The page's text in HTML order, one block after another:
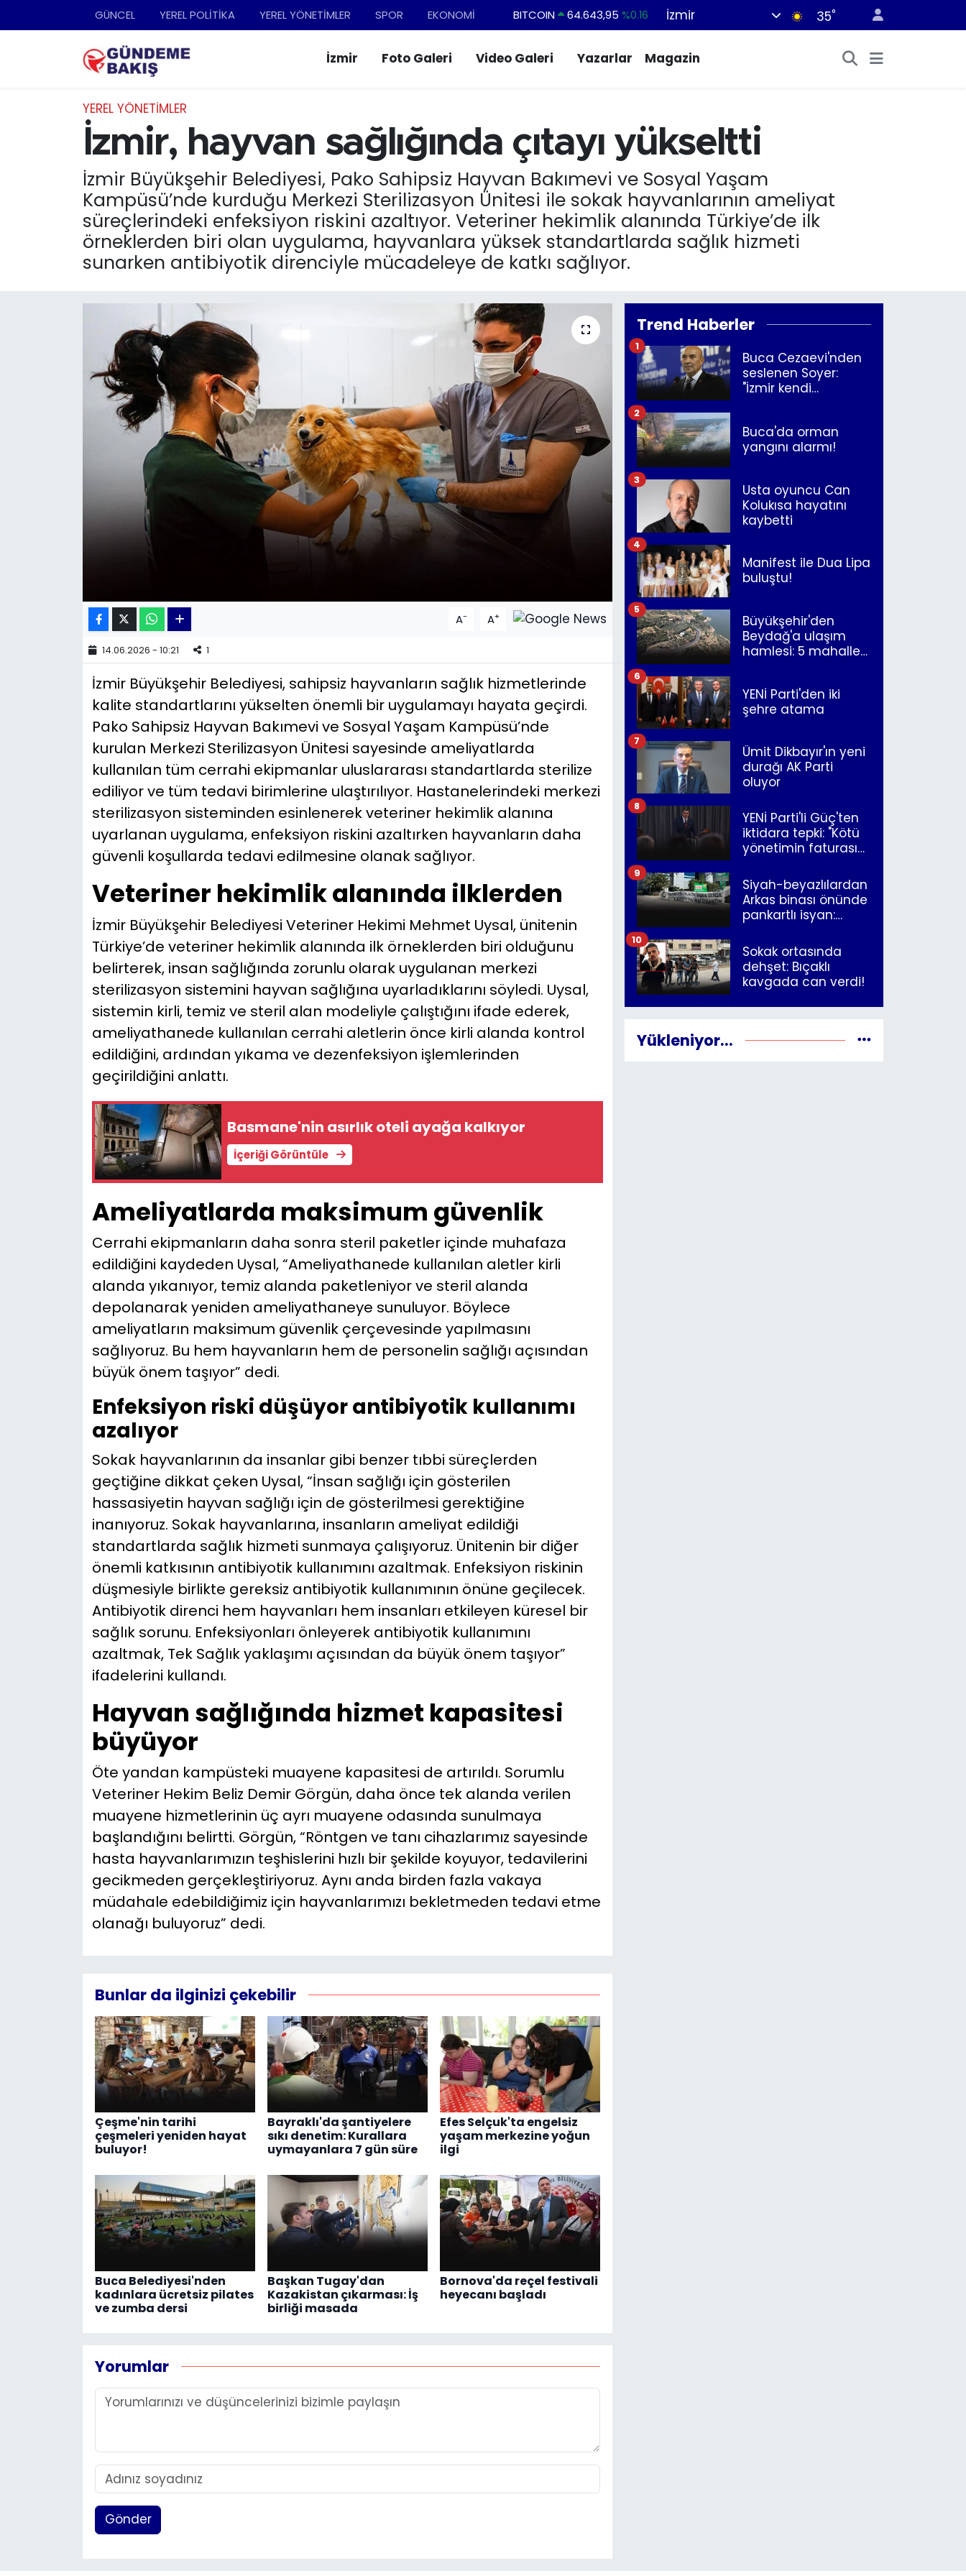
GÜNCEL YEREL POLİTİKA YEREL YÖNETİMLER SPOR EKONOMİ
DOLAR
47,6006%0.06
BİST100
%48
İzmir 35°
İzmir Foto Galeri Video Galeri Yazarlar Magazin
YEREL YÖNETİMLER
İzmir, hayvan sağlığında çıtayı yükseltti
İzmir Büyükşehir Belediyesi, Pako Sahipsiz Hayvan Bakımevi ve Sosyal Yaşam
Kampüsü’nde kurduğu Merkezi Sterilizasyon Ünitesi ile sokak hayvanlarının ameliyat
süreçlerindeki enfeksiyon riskini azaltıyor. Veteriner hekimlik alanında Türkiye’de ilk
örneklerden biri olan uygulama, hayvanlara yüksek standartlarda sağlık hizmeti
sunarken antibiyotik direnciyle mücadeleye de katkı sağlıyor.
A- A+
14.06.2026 - 10:21 1
İzmir Büyükşehir Belediyesi, sahipsiz hayvanların sağlık hizmetlerinde
kalite standartlarını yükselten önemli bir uygulamayı hayata geçirdi.
Pako Sahipsiz Hayvan Bakımevi ve Sosyal Yaşam Kampüsü’nde
kurulan Merkezi Sterilizasyon Ünitesi sayesinde ameliyatlarda
kullanılan tüm cerrahi ekipmanlar uluslararası standartlarda sterilize
ediliyor ve tüm tedavi birimlerine ulaştırılıyor. Hastanelerindeki merkezi
sterilizasyon sisteminden esinlenerek veteriner hekimlik alanına
uyarlanan uygulama, enfeksiyon riskini azaltırken hayvanların daha
güvenli koşullarda tedavi edilmesine olanak sağlıyor.
Veteriner hekimlik alanında ilklerden
İzmir Büyükşehir Belediyesi Veteriner Hekimi Mehmet Uysal, ünitenin
Türkiye’de veteriner hekimlik alanında ilk örneklerden biri olduğunu
belirterek, insan sağlığında zorunlu olarak uygulanan merkezi
sterilizasyon sistemini hayvan sağlığına uyarladıklarını söyledi. Uysal,
sistemin kirli, temiz ve steril alan modeliyle çalıştığını ifade ederek,
ameliyathanede kullanılan cerrahi aletlerin önce kirli alanda kontrol
edildiğini, ardından yıkama ve dezenfeksiyon işlemlerinden
geçirildiğini anlattı.
Basmane'nin asırlık oteli ayağa kalkıyor
İçeriği Görüntüle
Ameliyatlarda maksimum güvenlik
Cerrahi ekipmanların daha sonra steril paketler içinde muhafaza
edildiğini kaydeden Uysal, “Ameliyathanede kullanılan aletler kirli
alanda yıkanıyor, temiz alanda paketleniyor ve steril alanda
depolanarak yeniden ameliyathaneye sunuluyor. Böylece
ameliyatların maksimum güvenlik çerçevesinde yapılmasını
sağlıyoruz. Bu hem hayvanların hem de personelin sağlığı açısından
büyük önem taşıyor” dedi.
Enfeksiyon riski düşüyor antibiyotik kullanımı
azalıyor
Sokak hayvanlarının da insanlar gibi benzer tıbbi süreçlerden
geçtiğine dikkat çeken Uysal, “İnsan sağlığı için gösterilen
hassasiyetin hayvan sağlığı için de gösterilmesi gerektiğine
inanıyoruz. Sokak hayvanlarına, insanların ameliyat edildiği
standartlarda sağlık hizmeti sunmaya çalışıyoruz. Ünitenin bir diğer
önemli katkısının antibiyotik kullanımını azaltmak. Enfeksiyon riskinin
düşmesiyle birlikte gereksiz antibiyotik kullanımının önüne geçilecek.
Antibiyotik direnci hem hayvanları hem insanları etkileyen küresel bir
sağlık sorunu. Enfeksiyonları önleyerek antibiyotik kullanımını
azaltmak, Tek Sağlık yaklaşımı açısından da büyük önem taşıyor”
ifadelerini kullandı.
Hayvan sağlığında hizmet kapasitesi
büyüyor
Öte yandan kampüsteki muayene kapasitesi de artırıldı. Sorumlu
Veteriner Hekim Beliz Demir Görgün, daha önce tek alanda verilen
muayene hizmetlerinin üç ayrı muayene odasında sunulmaya
başlandığını belirtti. Görgün, “Röntgen ve tanı cihazlarımız sayesinde
hasta hayvanlarımızın teşhislerini hızlı bir şekilde koyuyor, tedavilerini
gecikmeden gerçekleştiriyoruz. Aynı anda birden fazla vakaya
müdahale edebildiğimiz için hayvanlarımızı bekletmeden tedavi etme
olanağı buluyoruz” dedi.
Bunlar da ilginizi çekebilir
Çeşme'nin tarihi
çeşmeleri yeniden hayat
buluyor!
Bayraklı'da şantiyelere
sıkı denetim: Kurallara
uymayanlara 7 gün süre
Efes Selçuk'ta engelsiz
yaşam merkezine yoğun
ilgi
Buca Belediyesi'nden
kadınlara ücretsiz pilates
ve zumba dersi
Başkan Tugay'dan
Kazakistan çıkarması: İş
birliği masada
Bornova'da reçel festivali
heyecanı başladı
Yorumlar
Gönder
Trend Haberler
Buca Cezaevi'nden
seslenen Soyer:
"İzmir kendi
1
Buca'da orman
yangını alarmı!
2
Usta oyuncu Can
Kolukısa hayatını
kaybetti
3
Manifest ile Dua Lipa
buluştu!
4
Büyükşehir'den
Beydağ'a ulaşım
hamlesi: 5 mahalle
5
YENİ Parti'den iki
şehre atama
6
Ümit Dikbayır'ın yeni
durağı AK Parti
oluyor
7
YENİ Parti'li Güç'ten
iktidara tepki: "Kötü
yönetimin faturasını
8
Siyah-beyazlılardan
Arkas binası önünde
pankartlı isyan:
İzmir"
9
Sokak ortasında
dehşet: Bıçaklı
kavgada can verdi!
10
Yükleniyor...
Ankara
DÜNYA
EKONOMİ
English News
KÜLTÜR SANAT
MAGAZİN
Yaşam
YEREL POLİTİKA
YEREL YÖNETİMLER
Nöbetçi Eczaneler
Trafik Durumu
Süper Lig Puan Durumu ve Fikstür
Tüm Manşetler
Son Dakika Haberleri
Haber Arşivi